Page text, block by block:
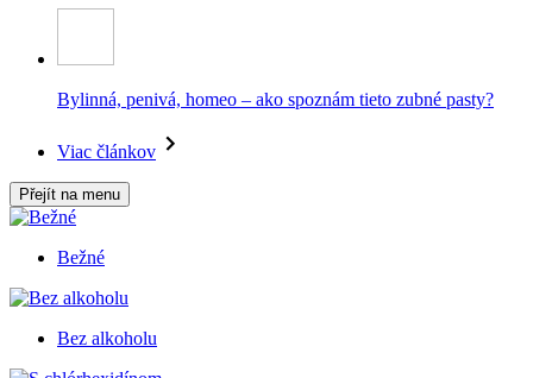
Bylinná, penivá, homeo – ako spoznám tieto zubné pasty?
Viac článkov
Přejít na menu
Bežné
Bez alkoholu